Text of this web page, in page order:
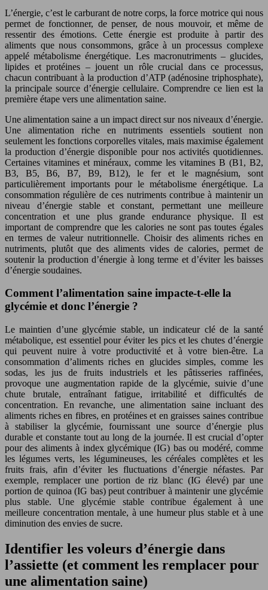
L’énergie, c’est le carburant de notre corps, la force motrice qui nous
permet de fonctionner, de penser, de nous mouvoir, et même de
ressentir des émotions. Cette énergie est produite à partir des
aliments que nous consommons, grâce à un processus complexe
appelé métabolisme énergétique. Les macronutriments – glucides,
lipides et protéines – jouent un rôle crucial dans ce processus,
chacun contribuant à la production d’ATP (adénosine triphosphate),
la principale source d’énergie cellulaire. Comprendre ce lien est la
première étape vers une alimentation saine.
Une alimentation saine a un impact direct sur nos niveaux d’énergie.
Une alimentation riche en nutriments essentiels soutient non
seulement les fonctions corporelles vitales, mais maximise également
la production d’énergie disponible pour nos activités quotidiennes.
Certaines vitamines et minéraux, comme les vitamines B (B1, B2,
B3, B5, B6, B7, B9, B12), le fer et le magnésium, sont
particulièrement importants pour le métabolisme énergétique. La
consommation régulière de ces nutriments contribue à maintenir un
niveau d’énergie stable et constant, permettant une meilleure
concentration et une plus grande endurance physique. Il est
important de comprendre que les calories ne sont pas toutes égales
en termes de valeur nutritionnelle. Choisir des aliments riches en
nutriments, plutôt que des aliments vides de calories, permet de
soutenir la production d’énergie à long terme et d’éviter les baisses
d’énergie soudaines.
Comment l’alimentation saine impacte-t-elle la
glycémie et donc l’énergie ?
Le maintien d’une glycémie stable, un indicateur clé de la santé
métabolique, est essentiel pour éviter les pics et les chutes d’énergie
qui peuvent nuire à votre productivité et à votre bien-être. La
consommation d’aliments riches en glucides simples, comme les
sodas, les jus de fruits industriels et les pâtisseries raffinées,
provoque une augmentation rapide de la glycémie, suivie d’une
chute brutale, entraînant fatigue, irritabilité et difficultés de
concentration. En revanche, une alimentation saine incluant des
aliments riches en fibres, en protéines et en graisses saines contribue
à stabiliser la glycémie, fournissant une source d’énergie plus
durable et constante tout au long de la journée. Il est crucial d’opter
pour des aliments à index glycémique (IG) bas ou modéré, comme
les légumes verts, les légumineuses, les céréales complètes et les
fruits frais, afin d’éviter les fluctuations d’énergie néfastes. Par
exemple, remplacer une portion de riz blanc (IG élevé) par une
portion de quinoa (IG bas) peut contribuer à maintenir une glycémie
plus stable. Une glycémie stable contribue également à une
meilleure concentration mentale, à une humeur plus stable et à une
diminution des envies de sucre.
Identifier les voleurs d’énergie dans
l’assiette (et comment les remplacer pour
une alimentation saine)